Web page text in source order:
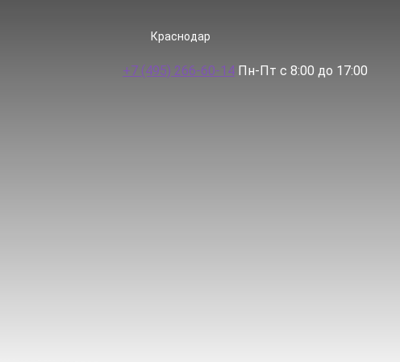
Краснодар
+7 (495) 266-60-14 Пн-Пт с 8:00 до 17:00